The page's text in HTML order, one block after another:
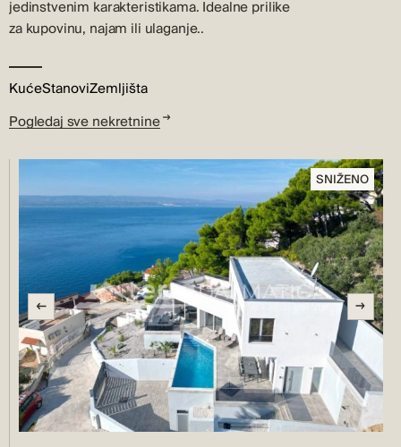
jedinstvenim karakteristikama. Idealne prilike
za kupovinu, najam ili ulaganje..
KućeStanoviZemljišta
Pogledaj sve nekretnine
SNIŽENO